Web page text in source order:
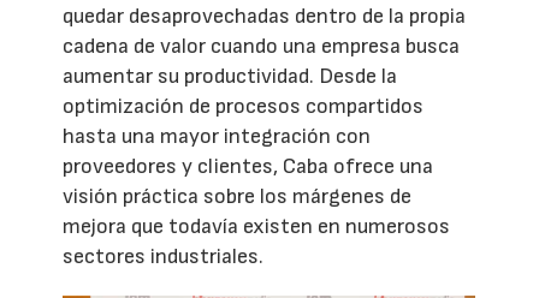
quedar desaprovechadas dentro de la propia
cadena de valor cuando una empresa busca
aumentar su productividad. Desde la
optimización de procesos compartidos
hasta una mayor integración con
proveedores y clientes, Caba ofrece una
visión práctica sobre los márgenes de
mejora que todavía existen en numerosos
sectores industriales.